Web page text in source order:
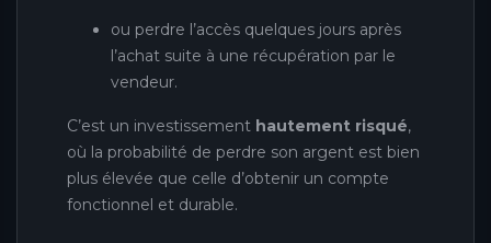
ou perdre l’accès quelques jours après
l’achat suite à une récupération par le
vendeur.
C’est un investissement hautement risqué,
où la probabilité de perdre son argent est bien
plus élevée que celle d’obtenir un compte
fonctionnel et durable.